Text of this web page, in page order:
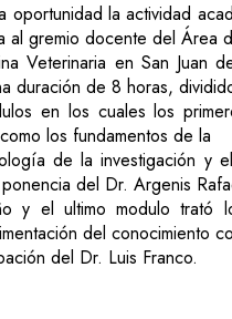
oportunidad la actividad
al gremio docente del Área
Veterinaria en San Juan
duración de 8 horas,
en los cuales los
los fundamentos de la
de la investigación y
del Dr. Argenis
y el ultimo modulo trató
del conocimiento
del Dr. Luis Franco.